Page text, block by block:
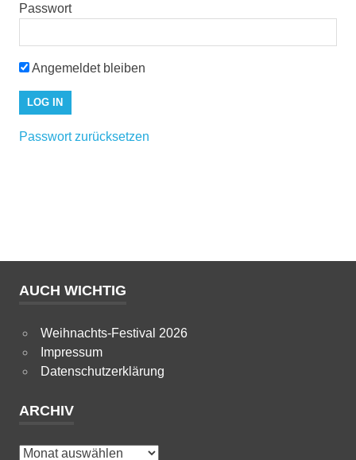
Passwort
Angemeldet bleiben
Passwort zurücksetzen
AUCH WICHTIG
Weihnachts-Festival 2026
Impressum
Datenschutzerklärung
ARCHIV
Archiv